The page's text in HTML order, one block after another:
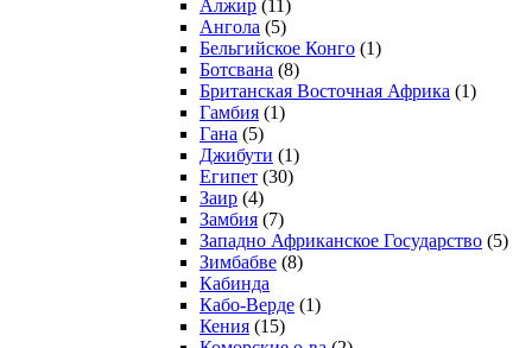
Алжир (11)
Ангола (5)
Бельгийское Конго (1)
Ботсвана (8)
Британская Восточная Африка (1)
Гамбия (1)
Гана (5)
Джибути (1)
Египет (30)
Заир (4)
Замбия (7)
Западно Африканское Государство (5)
Зимбабве (8)
Кабинда
Кабо-Верде (1)
Кения (15)